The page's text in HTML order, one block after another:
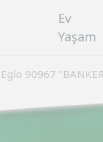
Ev
Yaşam
Eglo 90967